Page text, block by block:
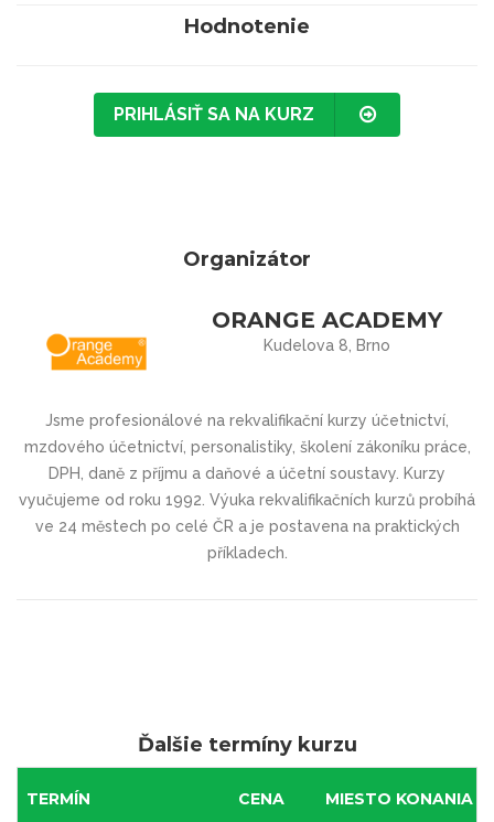
Hodnotenie
PRIHLÁSIŤ SA NA KURZ
Organizátor
ORANGE ACADEMY
Kudelova 8, Brno
Jsme profesionálové na rekvalifikační kurzy účetnictví,
mzdového účetnictví, personalistiky, školení zákoníku práce,
DPH, daně z příjmu a daňové a účetní soustavy. Kurzy
vyučujeme od roku 1992. Výuka rekvalifikačních kurzů probíhá
ve 24 městech po celé ČR a je postavena na praktických
příkladech.
Ďalšie termíny kurzu
TERMÍN CENA MIESTO KONANIA